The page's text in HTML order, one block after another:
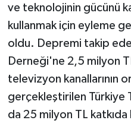
ve teknolojinin gücünü
kullanmak için eyleme
oldu. Depremi takip
Derneği'ne 2,5 milyon
televizyon kanallarının
gerçekleştirilen Türkiye
da 25 milyon TL katkıda